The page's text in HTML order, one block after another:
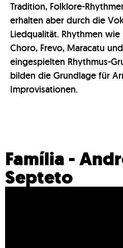
Tradition, Folklore-
erhalten aber durch die
Liedqualität. Rhythmen wie
Choro, Frevo, Maracatu
eingespielten Rhythmus-
bilden die Grundlage für
Improvisationen.
Família -
Septeto